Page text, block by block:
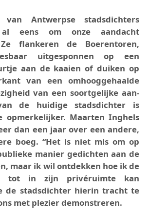
van Antwerpse stadsdichters
eens om onze aandacht
flankeren de Boerentoren,
uitgesponnen op een
aan de kaaien of duiken op
van een omhooggehaalde
van een soortgelijke aan­
de huidige stadsdichter is
opmerkelijker. Maarten Inghels
dan een jaar over een andere,
boeg. “Het is niet mis om op
manier gedichten aan de
maar ik wil ontdekken hoe ik de
tot in zijn privéruimte kan
de stads­dichter hierin tracht te
met ple­zier demonstreren.